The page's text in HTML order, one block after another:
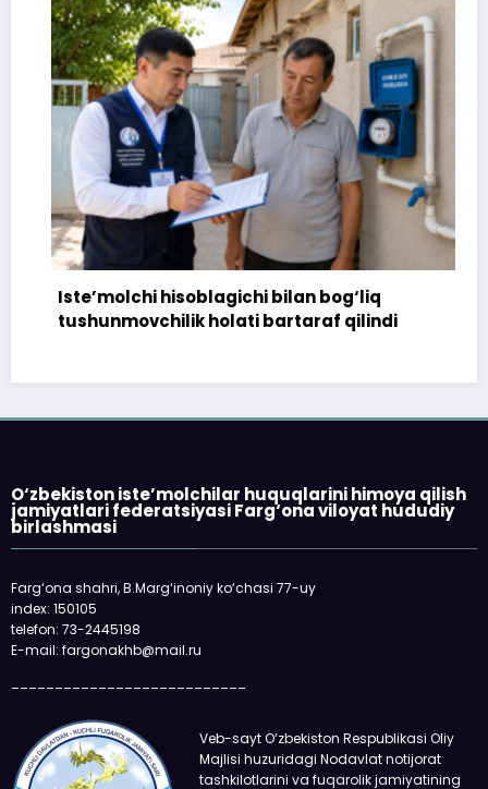
Iste’molchi hisoblagichi bilan bog‘liq
tushunmovchilik holati bartaraf qilindi
O‘zbekiston iste’molchilar huquqlarini himoya qilish
jamiyatlari federatsiyasi Farg‘ona viloyat hududiy
birlashmasi
Farg‘ona shahri, B.Marg‘inoniy ko‘chasi 77-uy
index: 150105
telefon: 73-2445198
E-mail: fargonakhb@mail.ru
Veb-sayt O‘zbekiston Respublikasi Oliy
Majlisi huzuridagi Nodavlat notijorat
tashkilotlarini va fuqarolik jamiyatining